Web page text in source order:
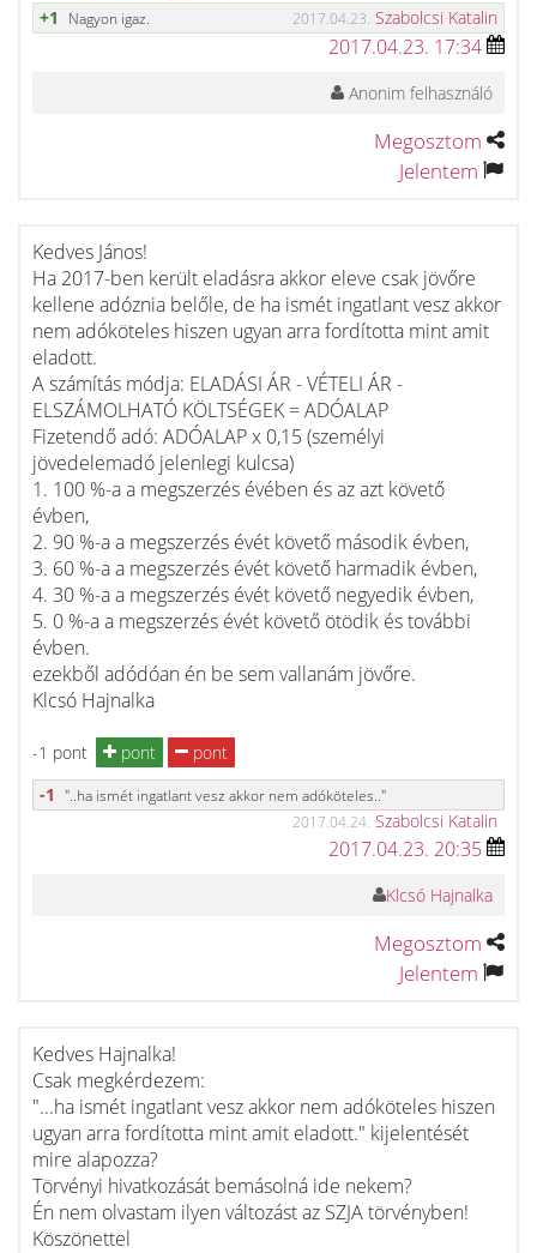
+1
Nagyon igaz. 2017.04.23. Szabolcsi Katalin
2017.04.23. 17:34
Anonim felhasználó
Megosztom
Jelentem
Kedves János!
Ha 2017-ben került eladásra akkor eleve csak jövőre
kellene adóznia belőle, de ha ismét ingatlant vesz akkor
nem adóköteles hiszen ugyan arra fordította mint amit
eladott.
A számítás módja: ELADÁSI ÁR - VÉTELI ÁR -
ELSZÁMOLHATÓ KÖLTSÉGEK = ADÓALAP
Fizetendő adó: ADÓALAP x 0,15 (személyi
jövedelemadó jelenlegi kulcsa)
1. 100 %-a a megszerzés évében és az azt követő
évben,
2. 90 %-a a megszerzés évét követő második évben,
3. 60 %-a a megszerzés évét követő harmadik évben,
4. 30 %-a a megszerzés évét követő negyedik évben,
5. 0 %-a a megszerzés évét követő ötödik és további
évben.
ezekből adódóan én be sem vallanám jövőre.
Klcsó Hajnalka
-1 pont pont
pont
-1
"..ha ismét ingatlant vesz akkor nem adóköteles.."
2017.04.24. Szabolcsi Katalin
2017.04.23. 20:35
Klcsó Hajnalka
Megosztom
Jelentem
Kedves Hajnalka!
Csak megkérdezem:
"...ha ismét ingatlant vesz akkor nem adóköteles hiszen
ugyan arra fordította mint amit eladott." kijelentését
mire alapozza?
Törvényi hivatkozását bemásolná ide nekem?
Én nem olvastam ilyen változást az SZJA törvényben!
Köszönettel